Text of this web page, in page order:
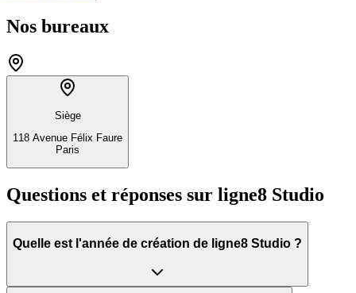
Nos bureaux
Siège
118 Avenue Félix Faure
Paris
Questions et réponses sur ligne8 Studio
Quelle est l'année de création de ligne8 Studio ?